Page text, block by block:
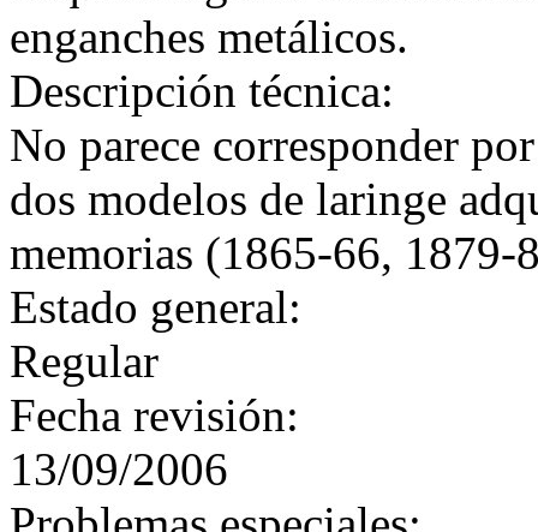
enganches metálicos.
Descripción técnica:
No parece corresponder
dos modelos de laringe
memorias (1865-66, 1879-
Estado general:
Regular
Fecha revisión:
13/09/2006